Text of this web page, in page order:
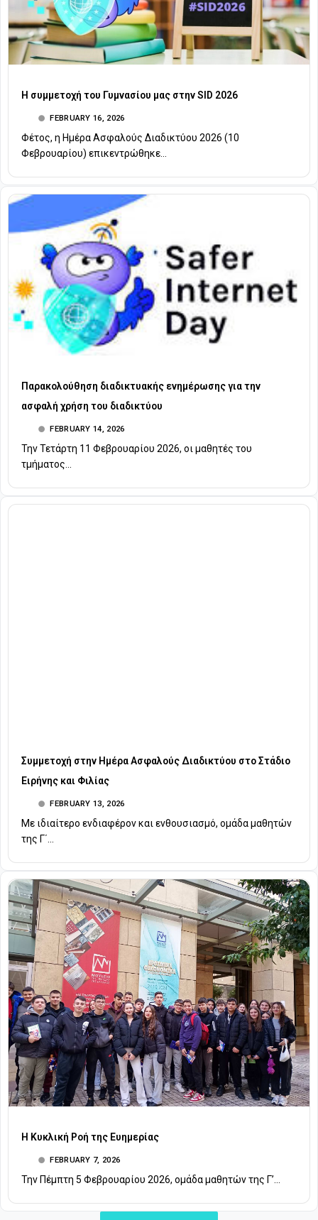
Η συμμετοχή του Γυμνασίου μας στην SID 2026
FEBRUARY 16, 2026
Φέτος, η Ημέρα Ασφαλούς Διαδικτύου 2026 (10
Φεβρουαρίου) επικεντρώθηκε...
Παρακολούθηση διαδικτυακής ενημέρωσης για την
ασφαλή χρήση του διαδικτύου
FEBRUARY 14, 2026
Την Τετάρτη 11 Φεβρουαρίου 2026, οι μαθητές του
τμήματος...
Συμμετοχή στην Ημέρα Ασφαλούς Διαδικτύου στο Στάδιο
Ειρήνης και Φιλίας
FEBRUARY 13, 2026
Με ιδιαίτερο ενδιαφέρον και ενθουσιασμό, ομάδα μαθητών
της Γ΄...
Η Κυκλική Ροή της Ευημερίας
FEBRUARY 7, 2026
Την Πέμπτη 5 Φεβρουαρίου 2026, ομάδα μαθητών της Γ’...